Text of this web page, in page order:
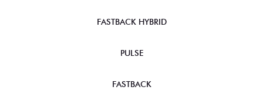
FASTBACK HYBRID
PULSE
FASTBACK